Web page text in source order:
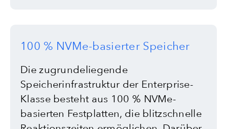
100 % NVMe-basierter Speicher
Die zugrundeliegende
Speicherinfrastruktur der Enterprise-
Klasse besteht aus 100 % NVMe-
basierten Festplatten, die blitzschnelle